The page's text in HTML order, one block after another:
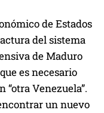
de Estados
del sistema
de Maduro
es necesario
Venezuela”.
un nuevo